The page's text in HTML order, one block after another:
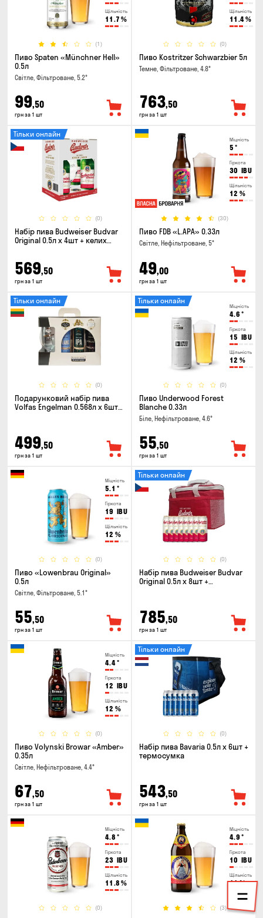
Щільність
11.7 %
(1)
Пиво Spaten «Münchner Hell»
0.5л
Світле, Фільтроване, 5.2°
99,50
грн за 1 шт
Щільність
11.4%
(0)
Пиво Kostritzer Schwarzbier 5л
Темне, Фільтроване, 4.8°
763,50
грн за 1 шт
(0)
Тільки онлайн
Набір пива Budweiser Budvar
Original 0.5л х 4шт + келих
569,50
грн за 1 шт
Міцність
5 °
Гіркота
30 IBU
Щільність
12 %
(30)
Пиво FDB «L.APA» 0.33л
Світле, Нефільтроване, 5°
49,00
грн за 1 шт
(0)
Тільки онлайн
Подарунковий набір пива
Volfas Engelman 0.568л x 6шт +
499,50
грн за 1 шт
Міцність
4.6 °
Гіркота
15 IBU
Щільність
12 %
(0)
Тільки онлайн
Пиво Underwood Forest
Blanche 0.33л
Біле, Нефільтроване, 4.6°
55,50
грн за 1 шт
Міцність
5.1 °
Гіркота
19 IBU
Щільність
12 %
(0)
Пиво «Lowenbrau Original»
0.5л
Світле, Фільтроване, 5.1°
55,50
грн за 1 шт
(0)
Тільки онлайн
Набір пива Budweiser Budvar
Original 0.5л х 8шт +
785,50
грн за 1 шт
Міцність
4.4°
Гіркота
12 IBU
Щільність
12 %
(0)
Пиво Volynski Browar «Amber»
0.35л
Світле, Нефільтроване, 4.4°
67,50
грн за 1 шт
(0)
Тільки онлайн
Набір пива Bavaria 0.5л х 6шт +
термосумка
543,50
грн за 1 шт
Міцність
4.8 °
Гіркота
23 IBU
Щільність
11.8 %
(0)
Міцність
4.9 °
Гіркота
10 IBU
Щільність
11%
(3)